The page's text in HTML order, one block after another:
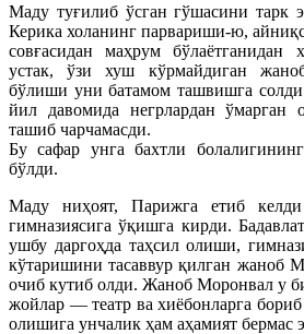
Маду туғилиб ўсган гўшасини тарк
Керика холанинг парвариши-ю,
совғасидан маҳрум бўлаётганидан
устак, ўзи хуш кўрмайдиган
бўлиши уни батамом ташвишга
йил давомида негрлардан ўмарган
ташиб чарчамасди.
Бу сафар унга бахтли
бўлди.
Маду ниҳоят, Парижга етиб
гимназиясига ўқишга кирди.
ушбу даргоҳда таҳсил олиши,
кўтаришини тасаввур қилган жаноб
очиб кутиб олди. Жаноб Моронвал у
жойлар — театр ва хиёбонларга
олишига унчалик ҳам аҳамият бермас